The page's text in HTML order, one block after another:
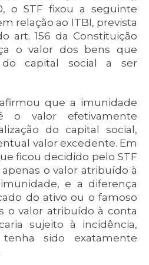
o STF fixou a seguinte
relação ao ITBI, prevista
art. 156 da Constituição
o valor dos bens que
capital social a ser
que a imunidade
o valor efetivamente
do capital social,
valor excedente. Em
ficou decidido pelo STF
o valor atribuído à
e a diferença
do ativo ou o famoso
o valor atribuído à conta
sujeito à incidência,
sido exatamente